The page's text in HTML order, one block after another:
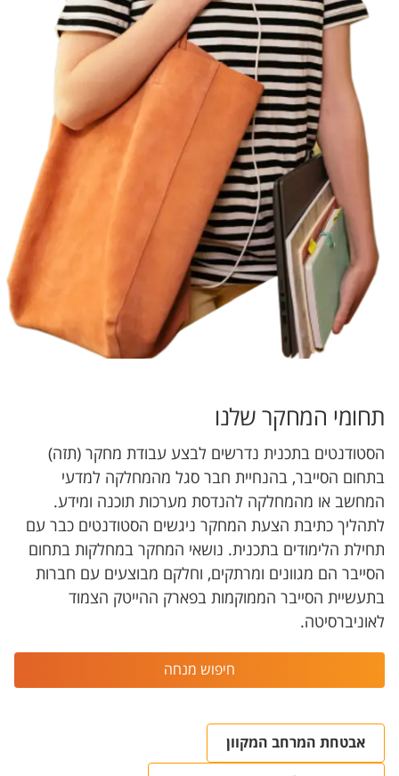
תחומי המחקר שלנו
הסטודנטים בתכנית נדרשים לבצע עבודת מחקר (תזה)
בתחום הסייבר, בהנחיית חבר סגל מהמחלקה למדעי
המחשב או מהמחלקה להנדסת מערכות תוכנה ומידע.
לתהליך כתיבת הצעת המחקר ניגשים הסטודנטים כבר עם
תחילת הלימודים בתכנית. נושאי המחקר במחלקות בתחום
הסייבר הם מגוונים ומרתקים, וחלקם מבוצעים עם חברות
בתעשיית הסייבר הממוקמות בפארק ההייטק הצמוד
לאוניברסיטה.
חיפוש מנחה
אבטחת המרחב המקוון